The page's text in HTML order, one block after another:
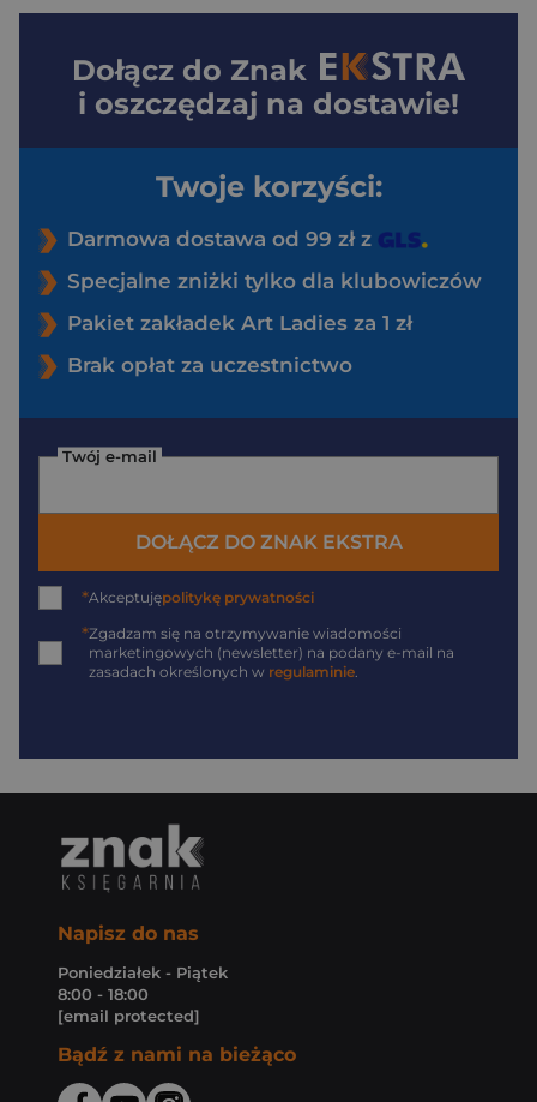
Dołącz do Znak
i oszczędzaj na dostawie!
Twoje korzyści:
Darmowa dostawa od 99 zł z
Specjalne zniżki tylko dla klubowiczów
Pakiet zakładek Art Ladies za 1 zł
Brak opłat za uczestnictwo
Twój e-mail
DOŁĄCZ DO ZNAK EKSTRA
*Akceptujępolitykę prywatności
*Zgadzam się na otrzymywanie wiadomości
marketingowych (newsletter) na podany e-mail na
zasadach określonych w regulaminie.
Napisz do nas
Poniedziałek - Piątek
8:00 - 18:00
[email protected]
Bądź z nami na bieżąco